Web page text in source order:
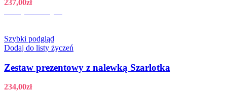
237,00zł
Szybki podgląd
Dodaj do listy życzeń
Zestaw prezentowy z nalewką Szarlotka
234,00zł